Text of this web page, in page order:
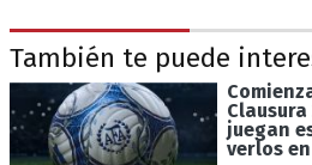
También te puede
juegan
verlos